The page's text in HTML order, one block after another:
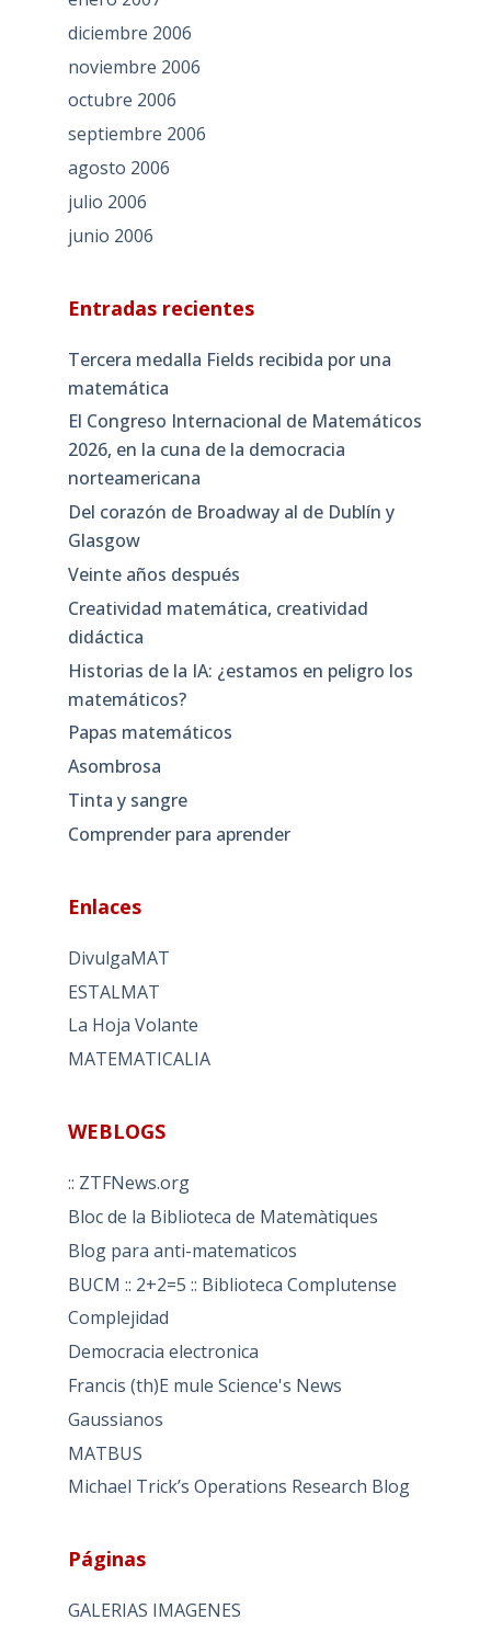
diciembre 2006
noviembre 2006
octubre 2006
septiembre 2006
agosto 2006
julio 2006
junio 2006
Entradas recientes
Tercera medalla Fields recibida por una
matemática
El Congreso Internacional de Matemáticos
2026, en la cuna de la democracia
norteamericana
Del corazón de Broadway al de Dublín y
Glasgow
Veinte años después
Creatividad matemática, creatividad
didáctica
Historias de la IA: ¿estamos en peligro los
matemáticos?
Papas matemáticos
Asombrosa
Tinta y sangre
Comprender para aprender
Enlaces
DivulgaMAT
ESTALMAT
La Hoja Volante
MATEMATICALIA
WEBLOGS
:: ZTFNews.org
Bloc de la Biblioteca de Matemàtiques
Blog para anti-matematicos
BUCM :: 2+2=5 :: Biblioteca Complutense
Complejidad
Democracia electronica
Francis (th)E mule Science's News
Gaussianos
MATBUS
Michael Trick’s Operations Research Blog
Páginas
GALERIAS IMAGENES